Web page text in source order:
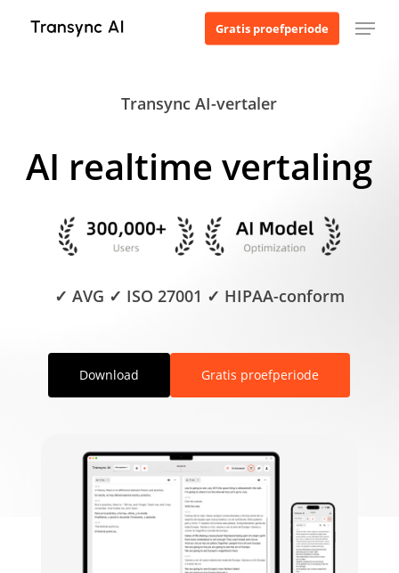
Gratis proefperiode Menu
Transync AI-vertaler
AI realtime vertaling
✓ AVG ✓ ISO 27001 ✓ HIPAA-conform
Download Gratis proefperiode